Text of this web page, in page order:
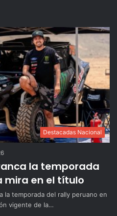
Destacadas Nacional
la temporada
mira en el título
la temporada del rally peruano en
vigente de la…